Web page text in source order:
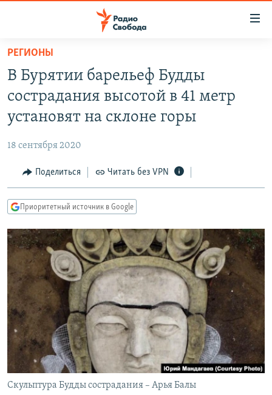
упрощенного
доступа
основному
Вернутся
Вернутся
поиску
ПОДКАСТЫ
АВТОРСКИЕ ПРОЕКТЫ
МНЕНИЯ
КУЛЬТУРА
КАВКАЗ.РЕАЛИИ
СЕВЕР.РЕАЛИИ
СИБИРЬ.РЕАЛИИ
РАСПИСАНИЕ ВЕЩАНИЯ
ПОДПИШИТЕСЬ НА РАССЫЛКУ
СОЦИАЛЬНЫЕ СЕТИ
РЕГИОНЫ
В Бурятии барельеф Будды
сострадания высотой в 41 метр
установят на склоне горы
18 сентября 2020
Поделиться Читать без VPN
Приоритетный источник в Google
Скульптура Будды сострадания – Арья Балы